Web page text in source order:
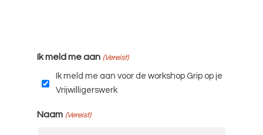
Ik meld me aan (Vereist)
Ik meld me aan voor de workshop Grip op je
Vrijwilligerswerk
Naam (Vereist)